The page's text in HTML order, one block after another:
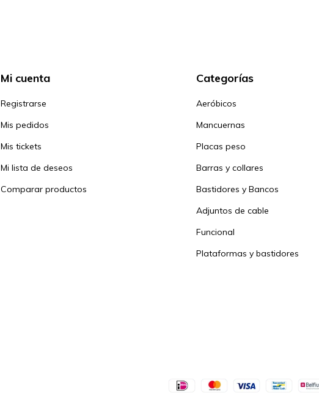
Mi cuenta
Registrarse
Mis pedidos
Mis tickets
Mi lista de deseos
Comparar productos
Categorías
Aeróbicos
Mancuernas
Placas peso
Barras y collares
Bastidores y Bancos
Adjuntos de cable
Funcional
Plataformas y bastidores